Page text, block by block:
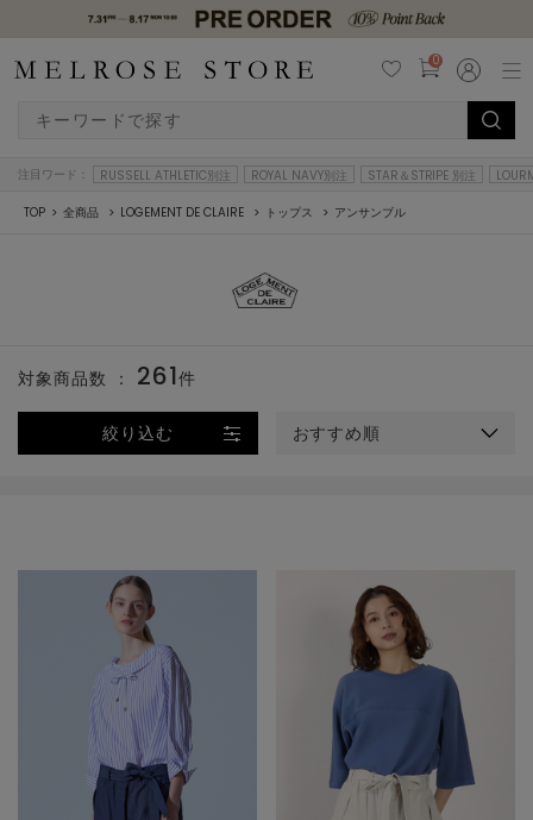
0
注目ワード： RUSSELL ATHLETIC別注 ROYAL NAVY別注 STAR＆STRIPE 別注
TOP 全商品 LOGEMENT DE CLAIRE トップス アンサンブル
絞り込む おすすめ順
対象商品数 ： 261件